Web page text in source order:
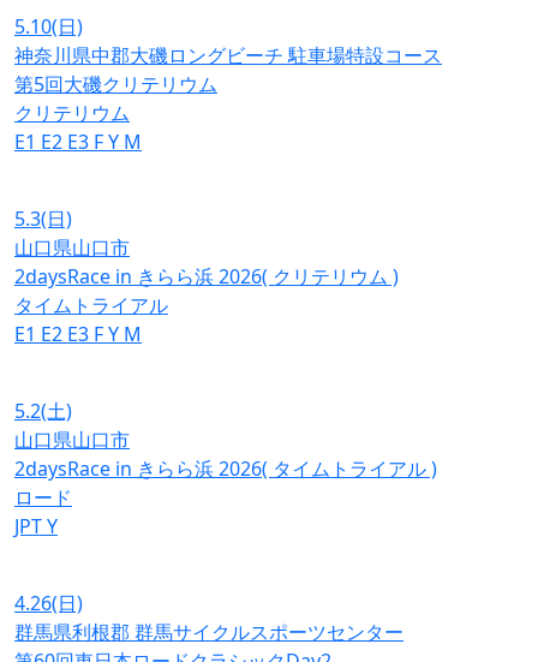
5.10(日)
神奈川県中郡大磯ロングビーチ 駐車場特設コース
第5回大磯クリテリウム
クリテリウム
E1 E2 E3 FY M
5.3(日)
山口県山口市
2daysRace in きらら浜 2026( クリテリウム )
タイムトライアル
E1 E2 E3 FY M
5.2(土)
山口県山口市
2daysRace in きらら浜 2026( タイムトライアル )
ロード
JPTY
4.26(日)
群馬県利根郡 群馬サイクルスポーツセンター